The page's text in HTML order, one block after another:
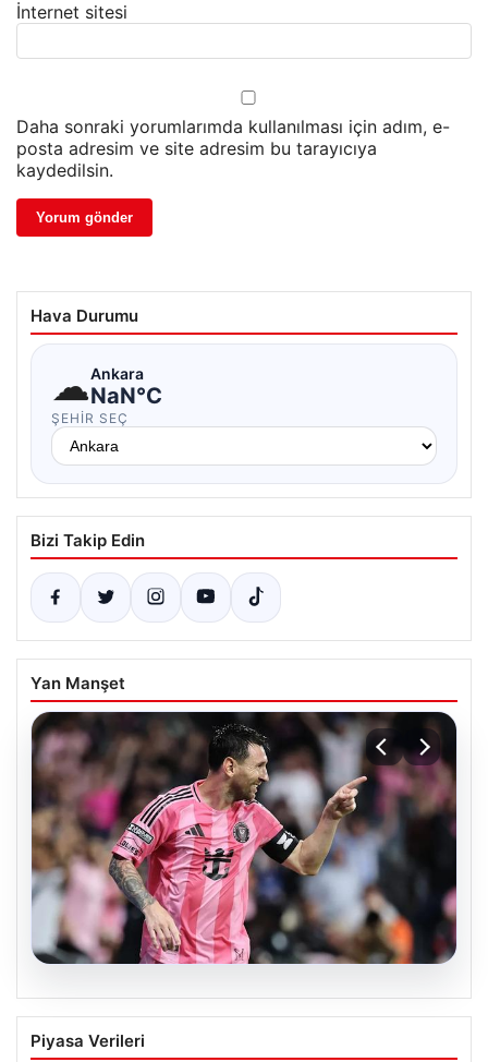
İnternet sitesi
Daha sonraki yorumlarımda kullanılması için adım, e-
posta adresim ve site adresim bu tarayıcıya
kaydedilsin.
Hava Durumu
☁Ankara
NaN°C
ŞEHIR SEÇ
Bizi Takip Edin
Yan Manşet
Dünya Kupası sonrası da durmuyor!
Messi yapacağını yaptı
Piyasa Verileri